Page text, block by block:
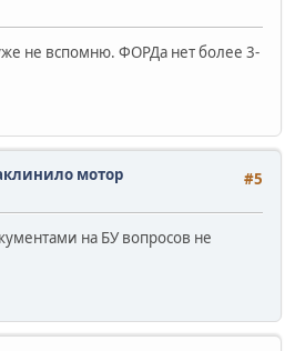
не вспомню. ФОРДа нет более 3-
#5
мотор
на БУ вопросов не